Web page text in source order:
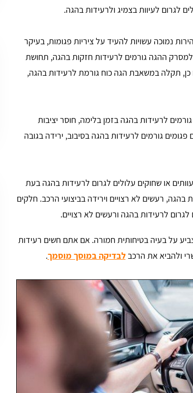
לגרום לעיוות בצמיג ולרעידות בהגה.
נמוכה עשויות להעיד על ציריות פגומות, בעיקר
ההגה גורמים לרעידות חזקות בהגה, תחושת
תקלה במשאבת הגה כוח גורמת לרעידות בהגה,
לרעידות בהגה בזמן בלימה, חוסר יציבות
גורמים לרעידות בהגה בסיבוב, ירידה בגובה
או שחוקים עלולים לגרום לרעידות בהגה בעת
בהגה, רעשים לא רצויים וירידה בביצועי הרכב. חלקים
לרעידות בהגה ורעשים לא רצויים.
על בעיה בטיחותית חמורה. אם אתם חשים רעידות
ולהביא את הרכבלבדיקה במוסך מוסמך.